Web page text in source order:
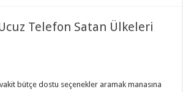
Telefon Satan Ülkeleri
bütçe dostu seçenekler aramak manasına